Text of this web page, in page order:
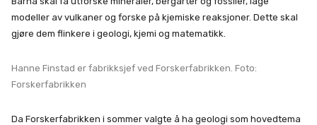
modeller av vulkaner og forske på kjemiske reaksjoner. Dette skal
gjøre dem flinkere i geologi, kjemi og matematikk.
Hanne Finstad er fabrikksjef ved Forskerfabrikken. Foto:
Forskerfabrikken
Da Forskerfabrikken i sommer valgte å ha geologi som hovedtema